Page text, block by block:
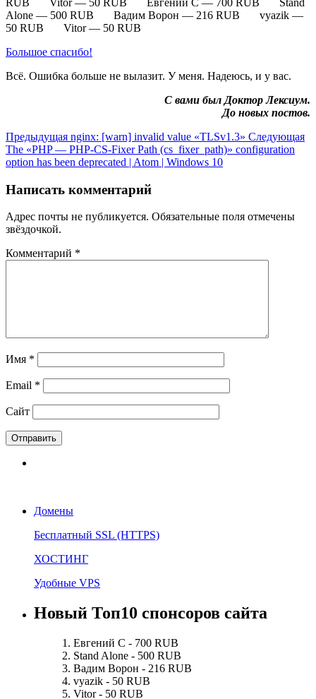
Alone — 500 RUB Вадим Ворон — 216 RUB vyazik —
50 RUB Vitor — 50 RUB
Большое спасибо!
Всё. Ошибка больше не вылазит. У меня. Надеюсь, и у вас.
С вами был Доктор Лексиум.
До новых постов.
Предыдущая nginx: [warn] invalid value «TLSv1.3» Следующая
The «PHP — PHP-CS-Fixer Path (cs_fixer_path)» configuration
option has been deprecated | Atom | Windows 10
Написать комментарий
Адрес почты не публикуется. Обязательные поля отмечены
звёздочкой.
Комментарий *
Имя *
Email *
Сайт
Домены
Бесплатный SSL (HTTPS)
ХОСТИНГ
Удобные VPS
Новый Топ10 спонсоров сайта
Евгений С - 700 RUB
Stand Alone - 500 RUB
Вадим Ворон - 216 RUB
vyazik - 50 RUB
Vitor - 50 RUB